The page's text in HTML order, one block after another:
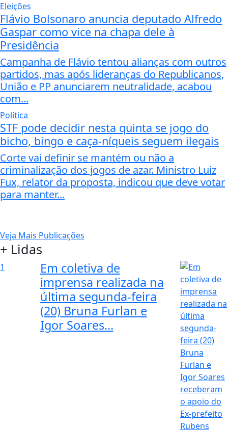
Eleições
Flávio Bolsonaro anuncia deputado Alfredo
Gaspar como vice na chapa dele à
Presidência
Campanha de Flávio tentou alianças com outros
partidos, mas após lideranças do Republicanos,
União e PP anunciarem neutralidade, acabou
com...
Política
STF pode decidir nesta quinta se jogo do
bicho, bingo e caça-níqueis seguem ilegais
Corte vai definir se mantém ou não a
criminalização dos jogos de azar. Ministro Luiz
Fux, relator da proposta, indicou que deve votar
para manter...
Veja Mais Publicações
+ Lidas
1
Em coletiva de
imprensa realizada na
última segunda-feira
(20) Bruna Furlan e
Igor Soares...